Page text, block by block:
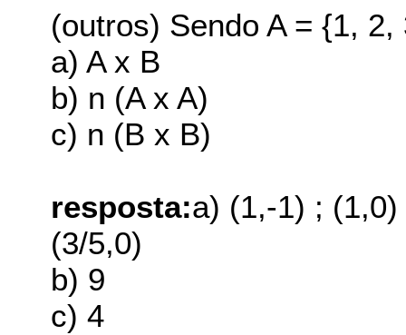
(outros) Sendo A = {1,
a) A x B
b) n (A x A)
c) n (B x B)
resposta:a) (1,-1) ;
(3/5,0)
b) 9
c) 4